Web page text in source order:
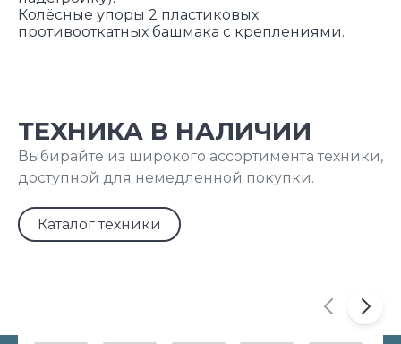
Колёсные упоры 2 пластиковых
противооткатных башмака с креплениями.
ТЕХНИКА В НАЛИЧИИ
Выбирайте из широкого ассортимента техники,
доступной для немедленной покупки.
Каталог техники